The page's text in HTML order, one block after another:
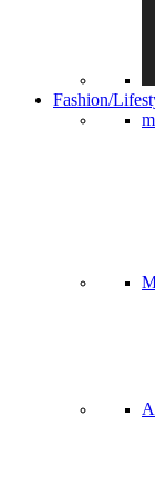
Fashion/